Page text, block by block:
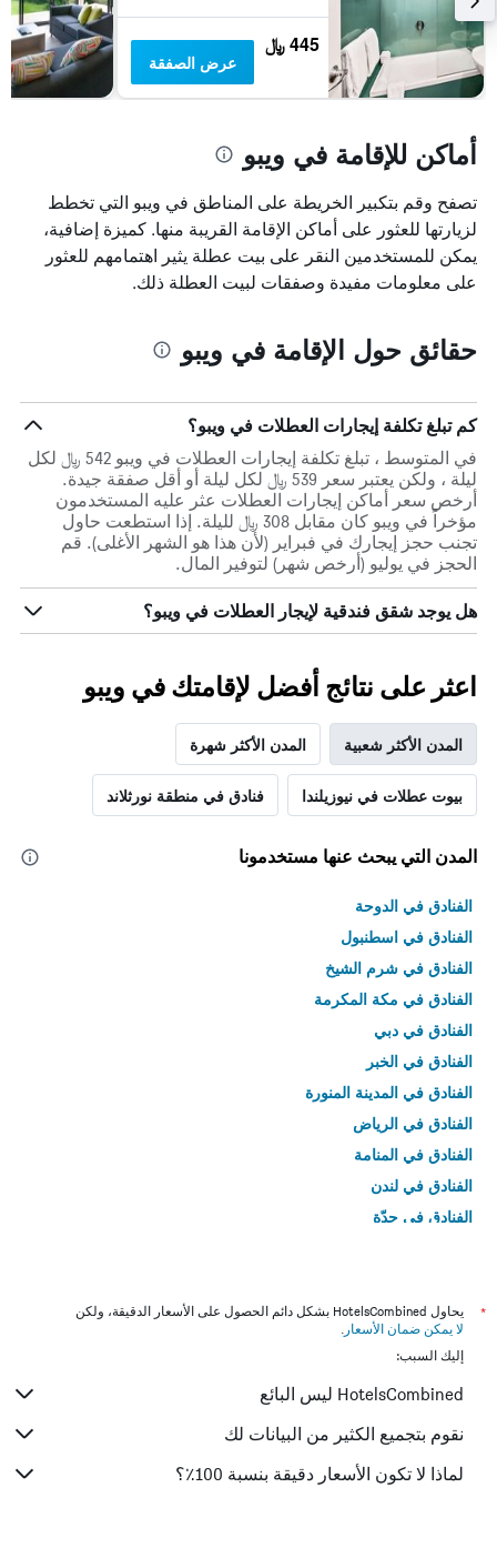
445 ﷼
عرض الصفقة
أماكن للإقامة في ويبو
تصفح وقم بتكبير الخريطة على المناطق في ويبو التي تخطط
لزيارتها للعثور على أماكن الإقامة القريبة منها. كميزة إضافية،
يمكن للمستخدمين النقر على بيت عطلة يثير اهتمامهم للعثور
على معلومات مفيدة وصفقات لبيت العطلة ذلك.
حقائق حول الإقامة في ويبو
كم تبلغ تكلفة إيجارات العطلات في ويبو؟
في المتوسط ، تبلغ تكلفة إيجارات العطلات في ويبو 542 ﷼ لكل
ليلة ، ولكن يعتبر سعر 539 ﷼ لكل ليلة أو أقل صفقة جيدة.
أرخص سعر أماكن إيجارات العطلات عثر عليه المستخدمون
مؤخراً في ويبو كان مقابل 308 ﷼ لليلة. إذا استطعت حاول
تجنب حجز إيجارك في فبراير (لأن هذا هو الشهر الأغلى). قم
الحجز في يوليو (أرخص شهر) لتوفير المال.
هل يوجد شقق فندقية لإيجار العطلات في ويبو؟
اعثر على نتائج أفضل لإقامتك في ويبو
المدن الأكثر شعبية المدن الأكثر شهرة
بيوت عطلات في نيوزيلندا فنادق في منطقة نورثلاند
المدن التي يبحث عنها مستخدمونا
الفنادق في الدوحة
الفنادق في اسطنبول
الفنادق في شرم الشيخ
الفنادق في مكة المكرمة
الفنادق في دبي
الفنادق في الخبر
الفنادق في المدينة المنورة
الفنادق في الرياض
الفنادق في المنامة
الفنادق في لندن
الفنادق في جدّة
*
يحاول HotelsCombined بشكل دائم الحصول على الأسعار الدقيقة، ولكن
لا يمكن ضمان الأسعار .
إليك السبب:
HotelsCombined ليس البائع
نقوم بتجميع الكثير من البيانات لك
لماذا لا تكون الأسعار دقيقة بنسبة 100٪؟